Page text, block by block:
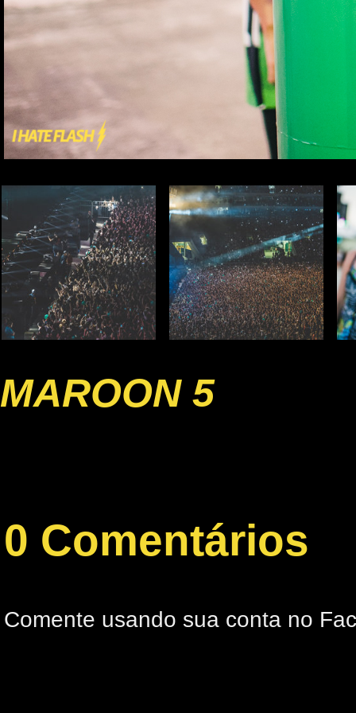
MAROON 5
0 Comentários
Comente usando sua conta no